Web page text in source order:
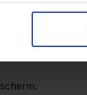
beheer
van beide
loggen op